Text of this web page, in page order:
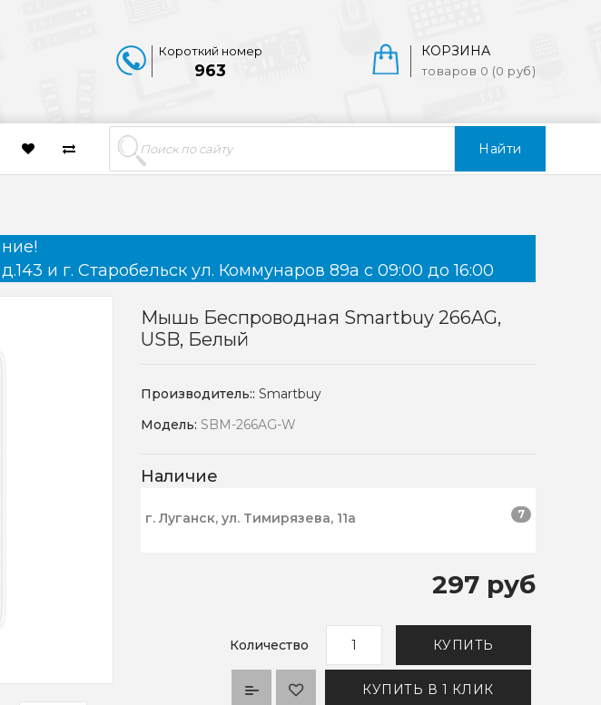
Найти
КОРЗИНА
товаров 0 (0 руб)
Короткий номер
963
и г. Старобельск ул. Коммунаров 89а с 09:00 до 16:00
Мышь Беспроводная Smartbuy 266AG,
USB, Белый
Производитель::Smartbuy
Модель: SBM-266AG-W
Наличие
г. Луганск, ул. Тимирязева, 11а 7
297 руб
Количество КУПИТЬ
КУПИТЬ В 1 КЛИК